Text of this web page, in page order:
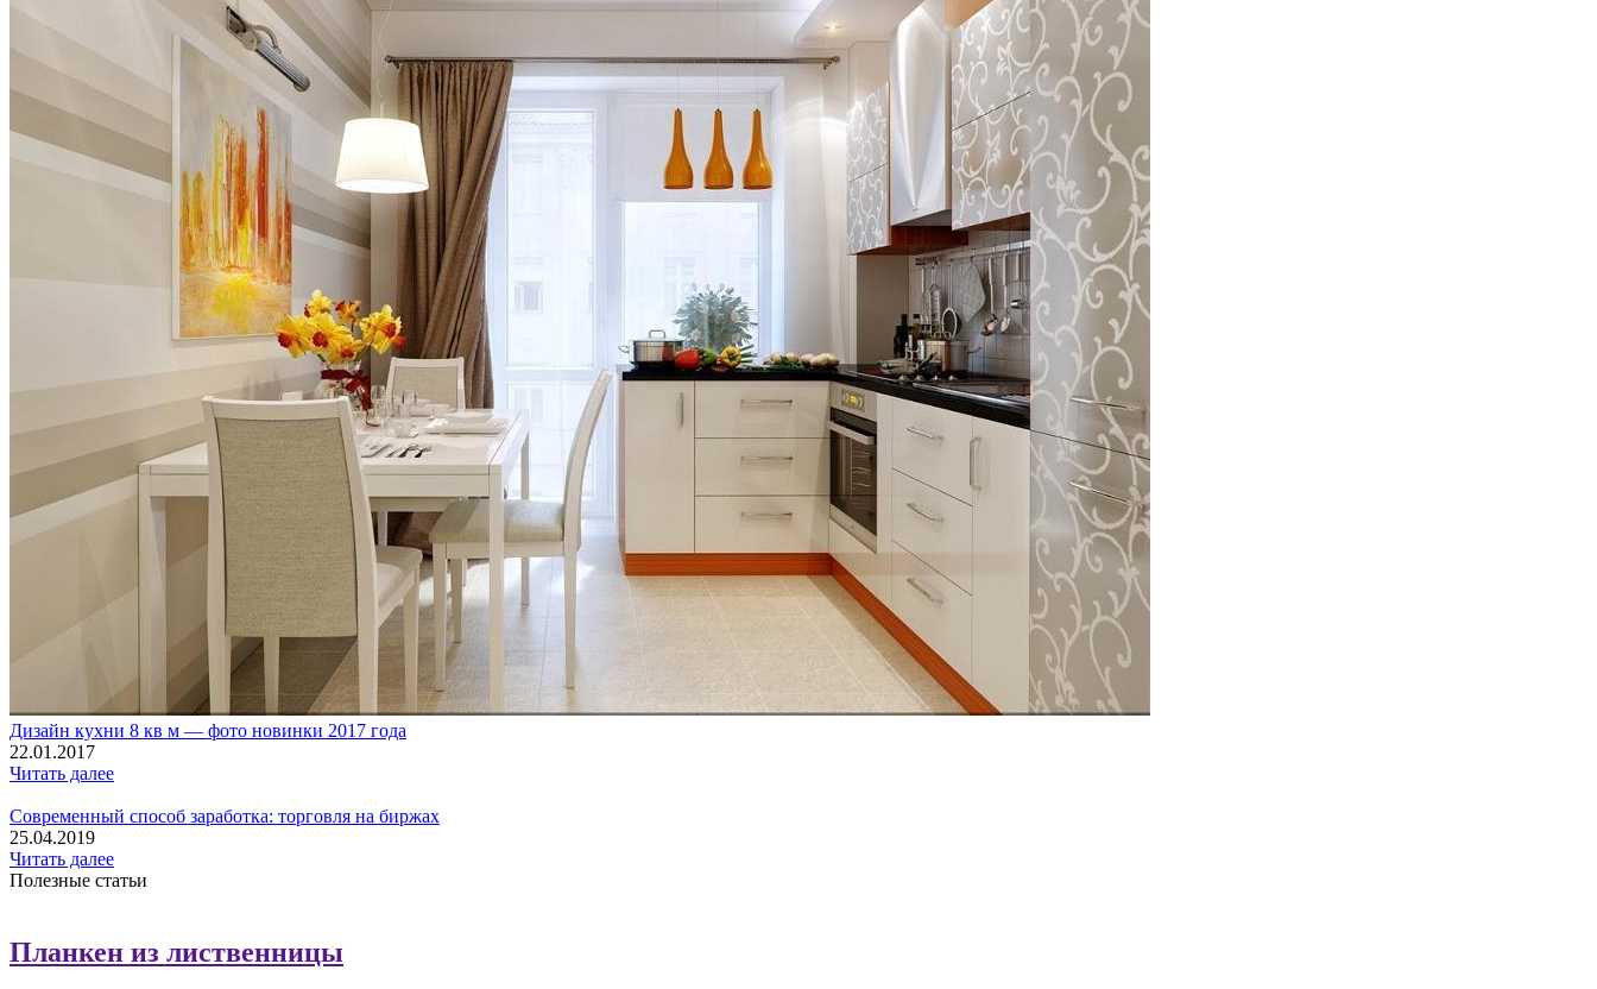
Дизайн кухни 8 кв м — фото новинки 2017 года
22.01.2017
Читать далее
Современный способ заработка: торговля на биржах
25.04.2019
Читать далее
Полезные статьи
Планкен из лиственницы